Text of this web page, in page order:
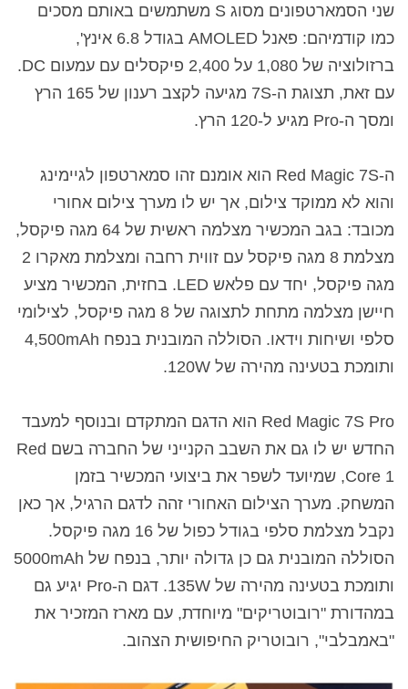
שני הסמארטפונים מסוג S משתמשים באותם מסכים
כמו קודמיהם: פאנל AMOLED בגודל 6.8 אינץ',
ברזולוציה של 1,080 על 2,400 פיקסלים עם עמעום DC.
עם זאת, תצוגת ה-7S מגיעה לקצב רענון של 165 הרץ
ומסך ה-Pro מגיע ל-120 הרץ.
ה-Red Magic 7S הוא אומנם זהו סמארטפון לגיימינג
והוא לא ממוקד צילום, אך יש לו מערך צילום אחורי
מכובד: בגב המכשיר מצלמה ראשית של 64 מגה פיקסל,
מצלמת 8 מגה פיקסל עם זווית רחבה ומצלמת מאקרו 2
מגה פיקסל, יחד עם פלאש LED. בחזית, המכשיר מציע
חיישן מצלמה מתחת לתצוגה של 8 מגה פיקסל, לצילומי
סלפי ושיחות וידאו. הסוללה המובנית בנפח 4,500mAh
ותומכת בטעינה מהירה של 120W.
Red Magic 7S Pro הוא הדגם המתקדם ובנוסף למעבד
החדש יש לו גם את השבב הקנייני של החברה בשם Red
Core 1, שמיועד לשפר את ביצועי המכשיר בזמן
המשחק. מערך הצילום האחורי זהה לדגם הרגיל, אך כאן
נקבל מצלמת סלפי בגודל כפול של 16 מגה פיקסל.
הסוללה המובנית גם כן גדולה יותר, בנפח של 5000mAh
ותומכת בטעינה מהירה של 135W. דגם ה-Pro יגיע גם
במהדורת "רובוטריקים" מיוחדת, עם מארז המזכיר את
"באמבלבי", רובוטריק החיפושית הצהוב.